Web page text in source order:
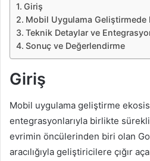
e
k
Giriş
Mobil Uygulama Geliştirmede
Teknik Detaylar ve
Sonuç ve Değerlendirme
Giriş
Mobil uygulama geliştirme
entegrasyonlarıyla birlikte
evrimin öncülerinden biri olan
aracılığıyla geliştiricilere çığır